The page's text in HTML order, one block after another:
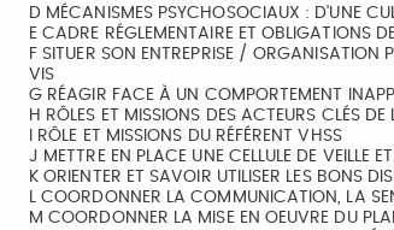
D MÉCANISMES PSYCHOSOCIAUX : D'UNE
E CADRE RÉGLEMENTAIRE ET OBLIGATIONS
F SITUER SON ENTREPRISE /
VIS
G RÉAGIR FACE À UN COMPORTEMENT
H RÔLES ET MISSIONS DES ACTEURS CLÉS
I RÔLE ET MISSIONS DU RÉFÉRENT VHSS
J METTRE EN PLACE UNE CELLULE DE VEILLE
K ORIENTER ET SAVOIR UTILISER LES BONS
L COORDONNER LA COMMUNICATION, LA
M COORDONNER LA MISE EN OEUVRE DU